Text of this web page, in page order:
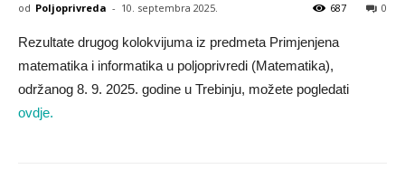
od Poljoprivreda - 10. septembra 2025. 0
687
Rezultate drugog kolokvijuma iz predmeta Primjenjena
matematika i informatika u poljoprivredi (Matematika),
održanog 8. 9. 2025. godine u Trebinju, možete pogledati
ovdje.